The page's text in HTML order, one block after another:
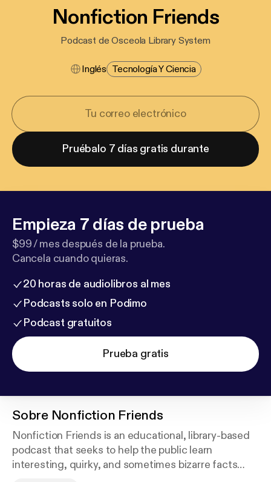
Nonfiction Friends
Podcast de Osceola Library System
Inglés Tecnología Y Ciencia
Pruébalo 7 días gratis durante
Empieza 7 días de prueba
$99 / mes después de la prueba.
Cancela cuando quieras.
20 horas de audiolibros al mes
Podcasts solo en Podimo
Podcast gratuitos
Prueba gratis
Sobre Nonfiction Friends
Nonfiction Friends is an educational, library-based
podcast that seeks to help the public learn
interesting, quirky, and sometimes bizarre facts